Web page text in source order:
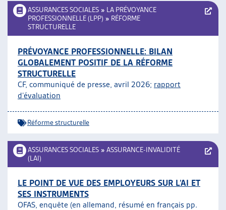
ASSURANCES SOCIALES » LA PRÉVOYANCE
PROFESSIONNELLE (LPP) » RÉFORME
STRUCTURELLE
PRÉVOYANCE PROFESSIONNELLE: BILAN
GLOBALEMENT POSITIF DE LA RÉFORME
STRUCTURELLE
CF, communiqué de presse, avril 2026; rapport
d’évaluation
Réforme structurelle
ASSURANCES SOCIALES » ASSURANCE-INVALIDITÉ
(LAI)
LE POINT DE VUE DES EMPLOYEURS SUR L’AI ET
SES INSTRUMENTS
OFAS, enquête (en allemand, résumé en français pp.